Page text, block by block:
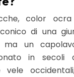
color ocra
di una
ma un
in secoli
vele